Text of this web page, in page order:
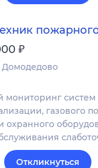
₽
Домодедово
мониторинг систем
газового
охранного
Откликнуться